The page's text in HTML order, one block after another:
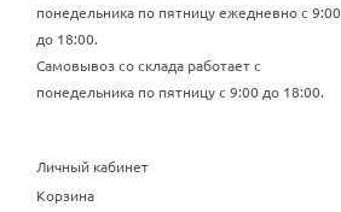
понедельника по пятницу ежедневно с 9:00
до 18:00.
Самовывоз со склада работает с
понедельника по пятницу с 9:00 до 18:00.
Личный кабинет
Корзина